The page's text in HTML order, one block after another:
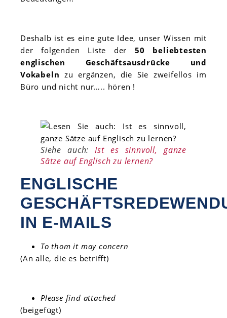
Deshalb ist es eine gute Idee, unser Wissen mit
der folgenden Liste der50 beliebtesten
englischen Geschäftsausdrücke und
Vokabeln zu ergänzen, die Sie zweifellos im
Büro und nicht nur….. hören !
Siehe auch: Ist es sinnvoll, ganze
Sätze auf Englisch zu lernen?
ENGLISCHE
IN E-MAILS
To thom it may concern
(An alle, die es betrifft)
Please find attached
(beigefügt)